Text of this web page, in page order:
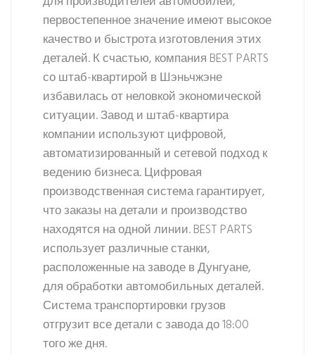
первостепенное значение имеют высокое
качество и быстрота изготовления этих
деталей. К счастью, компания BEST PARTS
со штаб-квартирой в Шэньчжэне
избавилась от неловкой экономической
ситуации. Завод и штаб-квартира
компании используют цифровой,
автоматизированный и сетевой подход к
ведению бизнеса. Цифровая
производственная система гарантирует,
что заказы на детали и производство
находятся на одной линии. BEST PARTS
использует различные станки,
расположенные на заводе в Дунгуане,
для обработки автомобильных деталей.
Система транспортировки грузов
отгрузит все детали с завода до 18:00
того же дня.